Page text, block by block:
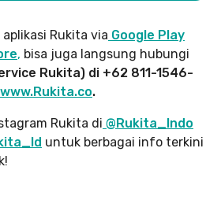
Rukita via Google Play
, bisa juga langsung hubungi
Rukita) di +62 811-1546-
www.Rukita.co.
Rukita di @Rukita_Indo
untuk berbagai info terkini